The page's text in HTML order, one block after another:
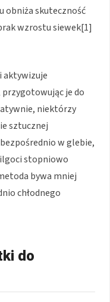
obniża skuteczność
wzrostu siewek[1]
aktywizuje
je do
niektórzy
sztucznej
w glebie,
stopniowo
bywa mniej
chłodnego
do